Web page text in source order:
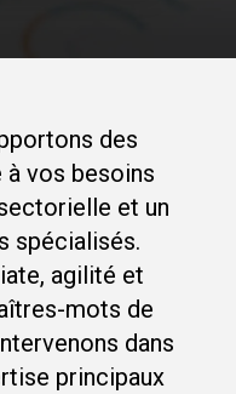
des
à vos besoins
et un
spécialisés.
agilité et
mots de
dans
principaux